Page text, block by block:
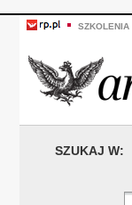
SZKOLENIA
SZUKAJ W: